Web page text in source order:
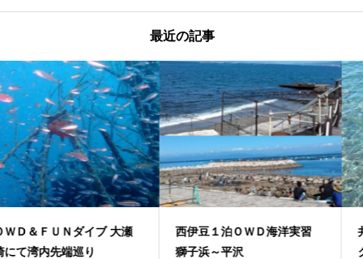
最近の記事
西伊豆１泊ＯＷＤ海洋実習
獅子浜～平沢
井田でファンと体験ダイビン
グ